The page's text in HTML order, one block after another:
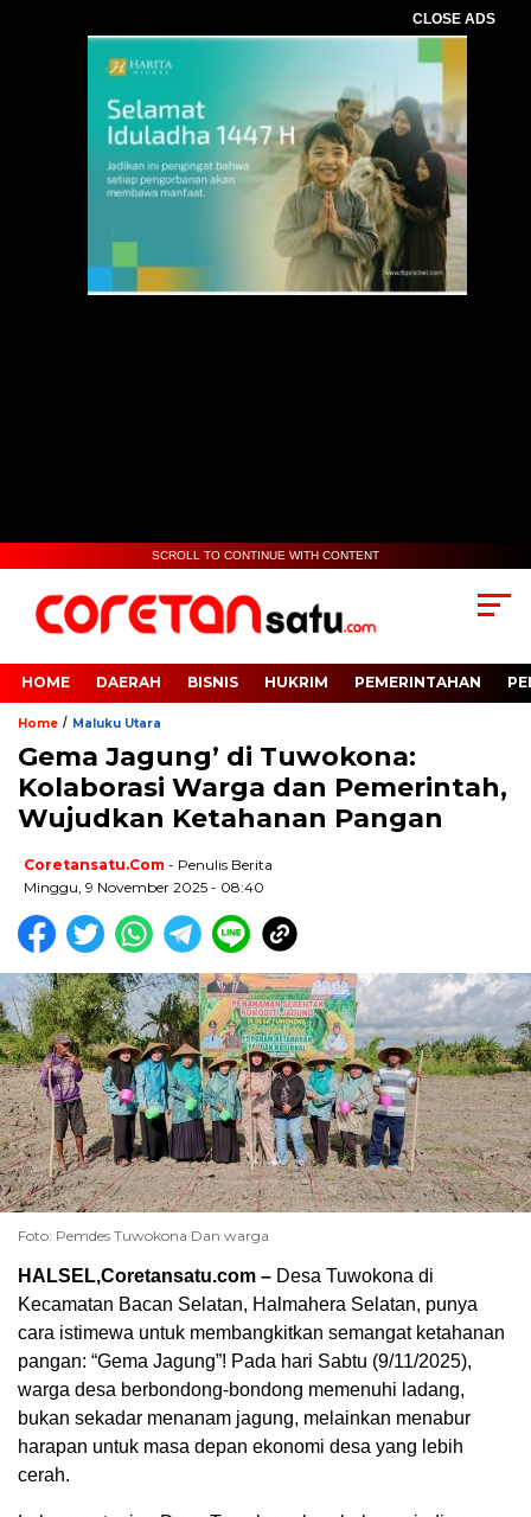
CLOSE ADS
SCROLL TO CONTINUE WITH CONTENT
HOME DAERAH BISNIS HUKRIM PEMERINTAHAN
Home / Maluku Utara
Gema Jagung’ di Tuwokona:
Kolaborasi Warga dan Pemerintah,
Wujudkan Ketahanan Pangan
Coretansatu.com - Penulis Berita
Minggu, 9 November 2025 - 08:40
Foto: Pemdes Tuwokona Dan warga
HALSEL,Coretansatu.com – Desa Tuwokona di
Kecamatan Bacan Selatan, Halmahera Selatan, punya
cara istimewa untuk membangkitkan semangat ketahanan
pangan: “Gema Jagung”! Pada hari Sabtu (9/11/2025),
warga desa berbondong-bondong memenuhi ladang,
bukan sekadar menanam jagung, melainkan menabur
harapan untuk masa depan ekonomi desa yang lebih
cerah.